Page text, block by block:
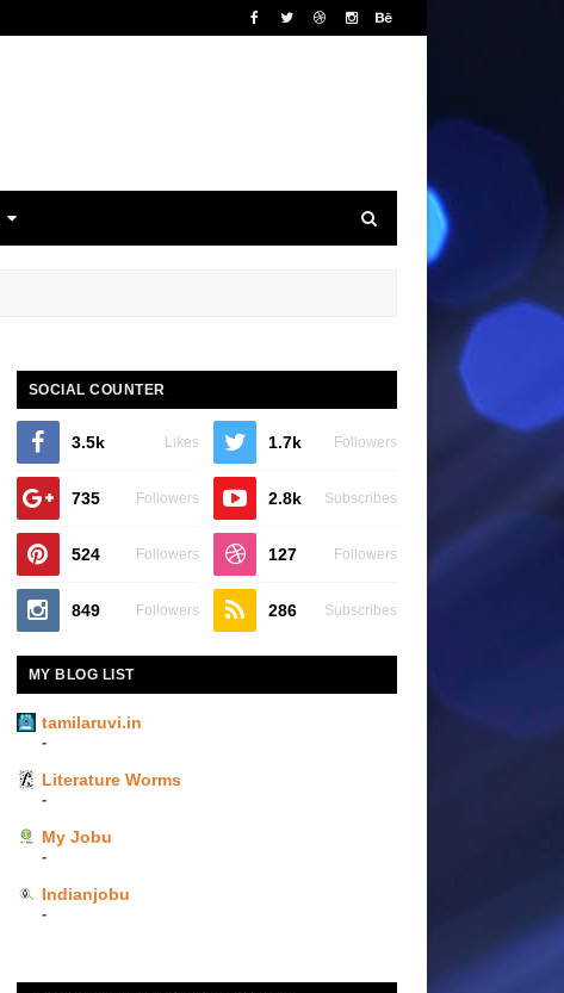
SOCIAL COUNTER
3.5k Likes 1.7k Followers
735 Followers 2.8k Subscribes
524 Followers 127 Followers
849 Followers 286 Subscribes
MY BLOG LIST
tamilaruvi.in
-
Literature Worms
-
My Jobu
-
Indianjobu
-